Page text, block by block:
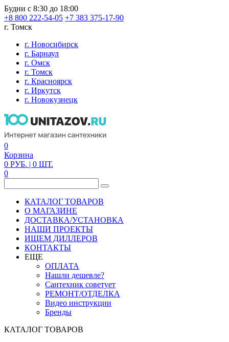
Будни с 8:30 до 18:00
+8 800 222-54-05 +7 383 375-17-90
г. Томск
г. Новосибирск
г. Барнаул
г. Омск
г. Томск
г. Красноярск
г. Иркутск
г. Новокузнецк
0
Корзина
0 РУБ. | 0 ШТ.
0
КАТАЛОГ ТОВАРОВ
О МАГАЗИНЕ
ДОСТАВКА/УСТАНОВКА
НАШИ ПРОЕКТЫ
ИЩЕМ ДИЛЛЕРОВ
КОНТАКТЫ
ЕЩЕ
ОПЛАТА
Нашли дешевле?
Сантехник советует
РЕМОНТ/ОТДЕЛКА
Видео инструкции
Бренды
КАТАЛОГ ТОВАРОВ